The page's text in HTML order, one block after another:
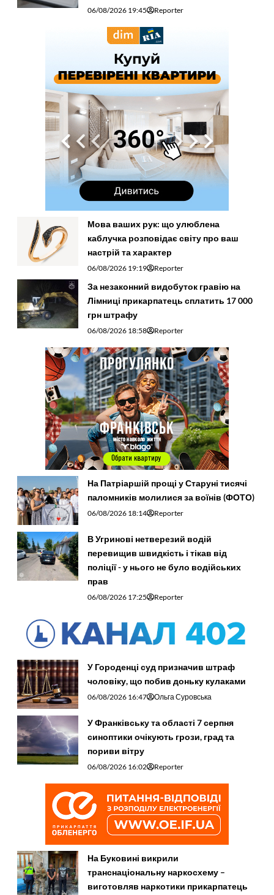
06/08/2026 19:45 Reporter
Мова ваших рук: що улюблена
каблучка розповідає світу про ваш
настрій та характер
06/08/2026 19:19 Reporter
За незаконний видобуток гравію на
Лімниці прикарпатець сплатить 17 000
грн штрафу
06/08/2026 18:58 Reporter
На Патріаршій прощі у Старуні тисячі
паломників молилися за воїнів (ФОТО)
06/08/2026 18:14 Reporter
В Угринові нетверезий водій
перевищив швидкість і тікав від
поліції - у нього не було водійських
прав
06/08/2026 17:25 Reporter
У Городенці суд призначив штраф
чоловіку, що побив доньку кулаками
06/08/2026 16:47 Ольга Суровська
У Франківську та області 7 серпня
синоптики очікують грози, град та
пориви вітру
06/08/2026 16:02 Reporter
На Буковині викрили
транснаціональну наркосхему –
виготовляв наркотики прикарпатець